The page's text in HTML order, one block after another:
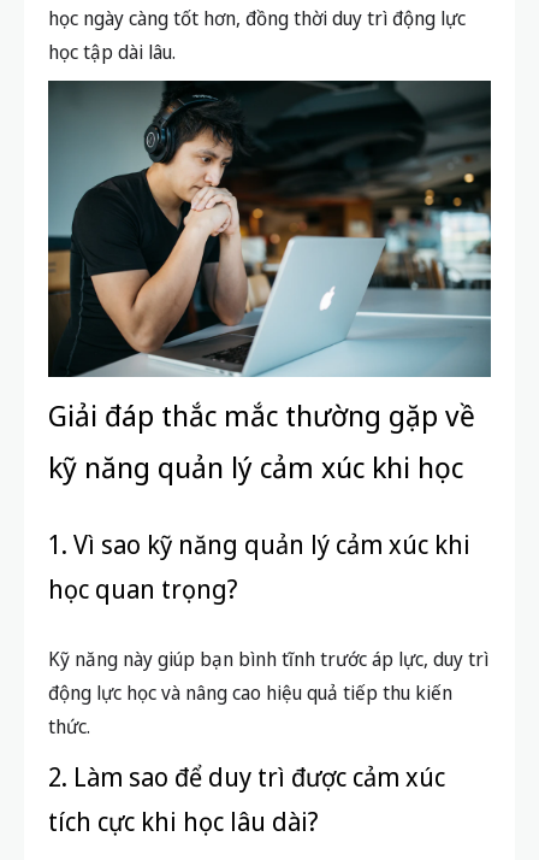
học ngày càng tốt hơn, đồng thời duy trì động lực
học tập dài lâu.
Giải đáp thắc mắc thường gặp về
kỹ năng quản lý cảm xúc khi học
1. Vì sao kỹ năng quản lý cảm xúc khi
học quan trọng?
Kỹ năng này giúp bạn bình tĩnh trước áp lực, duy trì
động lực học và nâng cao hiệu quả tiếp thu kiến
thức.
2. Làm sao để duy trì được cảm xúc
tích cực khi học lâu dài?